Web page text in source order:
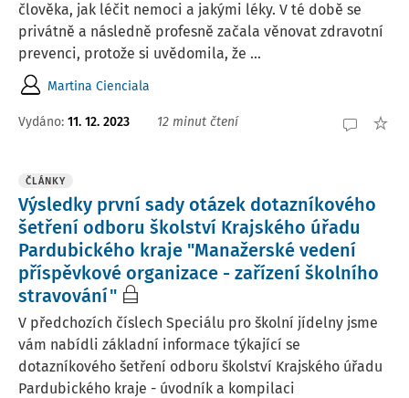
člověka, jak léčit nemoci a jakými léky. V té době se
privátně a následně profesně začala věnovat zdravotní
prevenci, protože si uvědomila, že ...
Martina Cienciala
Vydáno: 11. 12. 2023 12 minut čtení
ČLÁNKY
Výsledky první sady otázek dotazníkového
šetření odboru školství Krajského úřadu
Pardubického kraje "Manažerské vedení
příspěvkové organizace - zařízení školního
stravování"
V předchozích číslech Speciálu pro školní jídelny jsme
vám nabídli základní informace týkající se
dotazníkového šetření odboru školství Krajského úřadu
Pardubického kraje - úvodník a kompilaci